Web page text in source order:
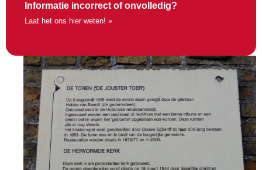
Informatie incorrect of onvolledig?
Laat het ons hier weten! »